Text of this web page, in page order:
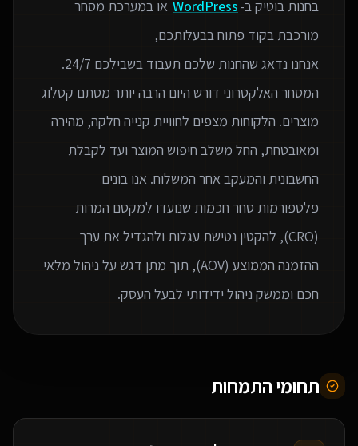
בחנות בוטיק ב-WordPress או במערכת מסחר
המסחר האלקטרוני דורש היום הרבה יותר מסתם קטלוג
מוצרים. הלקוחות מצפים לחוויית קנייה חלקה, מהירה
ומאובטחת, החל משלב חיפוש המוצר ועד לקבלת
החשבונית והמעקב אחר המשלוח. אנו בונים
פלטפורמות סחר חכמות שנועדו למקסם המרות
(CRO), להקטין נטישת עגלות ולהגדיל את ערך
ההזמנה הממוצע (AOV), תוך מתן דגש על ניהול מלאי
חכם וממשק ניהול ידידותי לבעל העסק.
תחומי התמחות